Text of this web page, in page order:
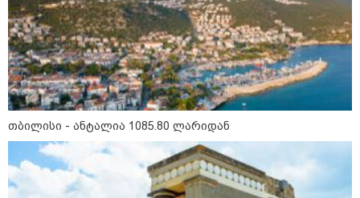
"მამის მიერ ცოტნესთვის
დატოვებულ სახლში
თვითნებურად ცხოვრობს
ადამიანი, რომელიც ზვიადის
ანდერძში ერთი სიტყვითაც კი
არ არის მოხსენიებული" - ანა
ჯაბაური
09:32 / 05-08-2026
"4 დღე უწყლოდ და უპუროდ
გაატარეს, მათ სიცოცხლე
დავუბრუნეთ" - ქართველი
მეზღვაური წერს, რომ 36
მიგრანტი, მათ შორის, ორსული
გოგონა გადაარჩინა
თბილისი - ანტალია 1085.80 ლარიდან